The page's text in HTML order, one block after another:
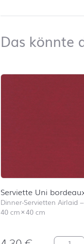
Das könnte
Serviette Uni
Dinner-Servietten Airlaid –
40 cm×40 cm